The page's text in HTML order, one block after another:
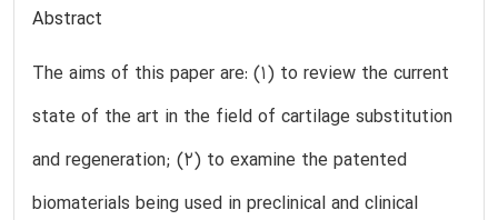
Abstract
The aims of this paper are: (1) to review the current
state of the art in the field of cartilage substitution
and regeneration; (2) to examine the patented
biomaterials being used in preclinical and clinical